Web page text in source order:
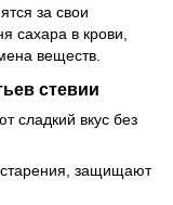
за свои
сахара в крови,
веществ.
стевии
сладкий вкус без
защищают